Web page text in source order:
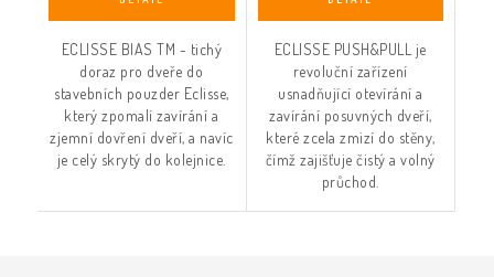
ECLISSE BIAS TM - tichý
doraz pro dveře do
stavebních pouzder Eclisse,
který zpomalí zavírání a
zjemní dovření dveří, a navíc
je celý skrytý do kolejnice.
ECLISSE PUSH&PULL je
revoluční zařízení
usnadňující otevírání a
zavírání posuvných dveří,
které zcela zmizí do stěny,
čímž zajišťuje čistý a volný
průchod.